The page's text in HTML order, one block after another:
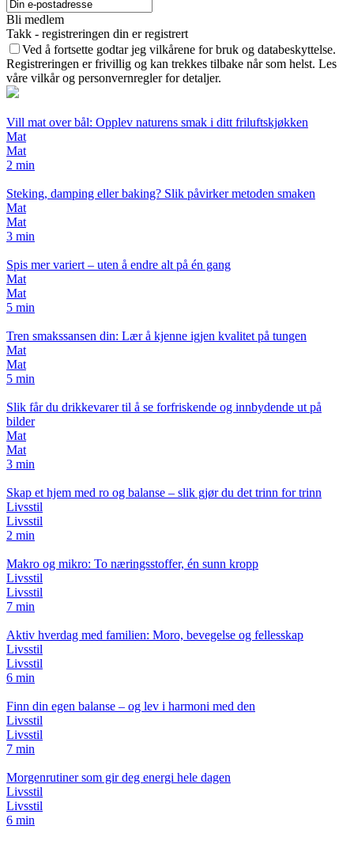
Bli medlem
Takk - registreringen din er registrert
Ved å fortsette godtar jeg vilkårene for bruk og databeskyttelse.
Registreringen er frivillig og kan trekkes tilbake når som helst. Les
våre vilkår og personvernregler for detaljer.
Vill mat over bål: Opplev naturens smak i ditt friluftskjøkken
Mat
Mat
2 min
Steking, damping eller baking? Slik påvirker metoden smaken
Mat
Mat
3 min
Spis mer variert – uten å endre alt på én gang
Mat
Mat
5 min
Tren smakssansen din: Lær å kjenne igjen kvalitet på tungen
Mat
Mat
5 min
Slik får du drikkevarer til å se forfriskende og innbydende ut på
bilder
Mat
Mat
3 min
Skap et hjem med ro og balanse – slik gjør du det trinn for trinn
Livsstil
Livsstil
2 min
Makro og mikro: To næringsstoffer, én sunn kropp
Livsstil
Livsstil
7 min
Aktiv hverdag med familien: Moro, bevegelse og fellesskap
Livsstil
Livsstil
6 min
Finn din egen balanse – og lev i harmoni med den
Livsstil
Livsstil
7 min
Morgenrutiner som gir deg energi hele dagen
Livsstil
Livsstil
6 min